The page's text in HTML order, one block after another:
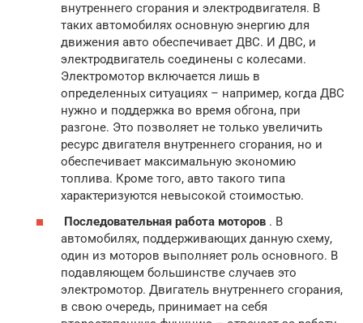
внутреннего сгорания и электродвигателя. В
таких автомобилях основную энергию для
движения авто обеспечивает ДВС. И ДВС, и
электродвигатель соединены с колесами.
Электромотор включается лишь в
определенных ситуациях – например, когда ДВС
нужно и поддержка во время обгона, при
разгоне. Это позволяет не только увеличить
ресурс двигателя внутреннего сгорания, но и
обеспечивает максимальную экономию
топлива. Кроме того, авто такого типа
характеризуются невысокой стоимостью.
Последовательная работа моторов . В
автомобилях, поддерживающих данную схему,
один из моторов выполняет роль основного. В
подавляющем большинстве случаев это
электромотор. Двигатель внутреннего сгорания,
в свою очередь, принимает на себя